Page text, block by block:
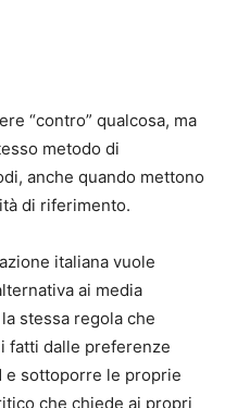
“contro” qualcosa, ma
metodo di
anche quando mettono
di riferimento.
italiana vuole
ai media
stessa regola che
fatti dalle preferenze
e sottoporre le proprie
che chiede ai propri